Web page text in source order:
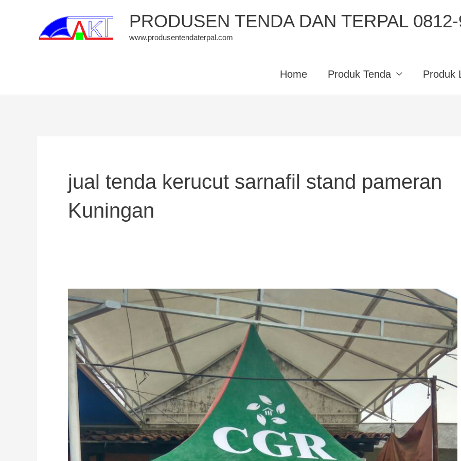
PRODUSEN TENDA DAN TERPAL
www.produsentendaterpal.com
Home Produk Tenda Produk
jual tenda kerucut sarnafil stand pameran
Kuningan
TERMURAH
JUAL
TENDA
KERUCUT